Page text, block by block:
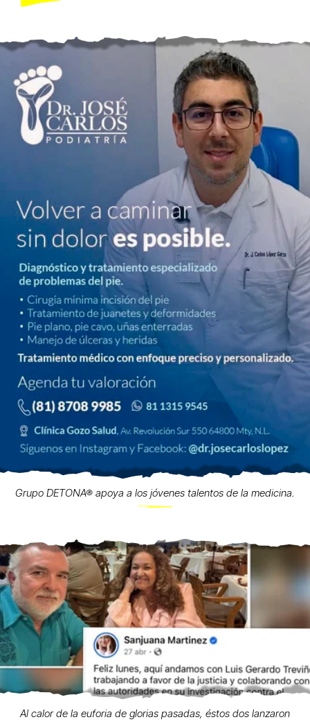
Grupo DETONA® apoya a los jóvenes talentos de la medicina.
Al calor de la euforia de glorias pasadas, éstos dos lanzaron